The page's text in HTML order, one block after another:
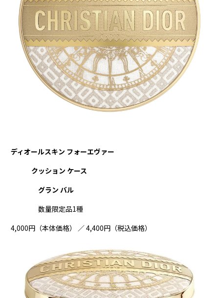
ディオールスキン フォーエヴァー
クッション ケース
グラン バル
数量限定品1種
4,000円（本体価格） ／ 4,400円（税込価格）